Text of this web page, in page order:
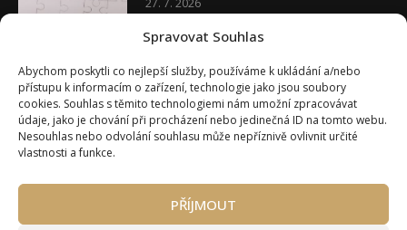
Spravovat Souhlas
Abychom poskytli co nejlepší služby, používáme k ukládání a/nebo
přístupu k informacím o zařízení, technologie jako jsou soubory
cookies. Souhlas s těmito technologiemi nám umožní zpracovávat
údaje, jako je chování při procházení nebo jedinečná ID na tomto webu.
Nesouhlas nebo odvolání souhlasu může nepříznivě ovlivnit určité
vlastnosti a funkce.
PŘÍJMOUT
27. 7. 2026
20. 7. 2026
O Wealth Magazínu Můj účet
Kontakty
Máte zájem o spolupráci?